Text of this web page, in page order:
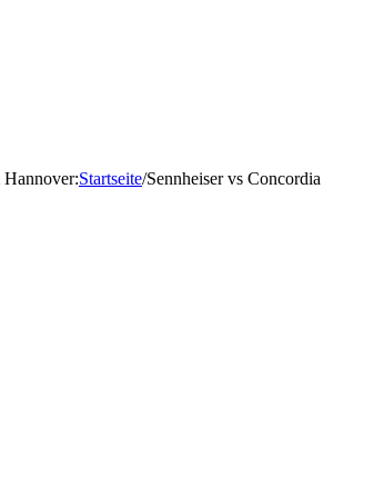
:Startseite/Sennheiser vs Concordia